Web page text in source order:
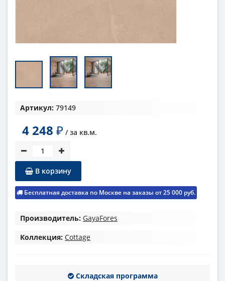
Артикул: 79149
4 248 ₽ / за кв.м.
В корзину
Бесплатная доставка по Москве на заказы от 25 000 руб.
Производитель: GayaFores
Коллекция: Cottage
Складская программа